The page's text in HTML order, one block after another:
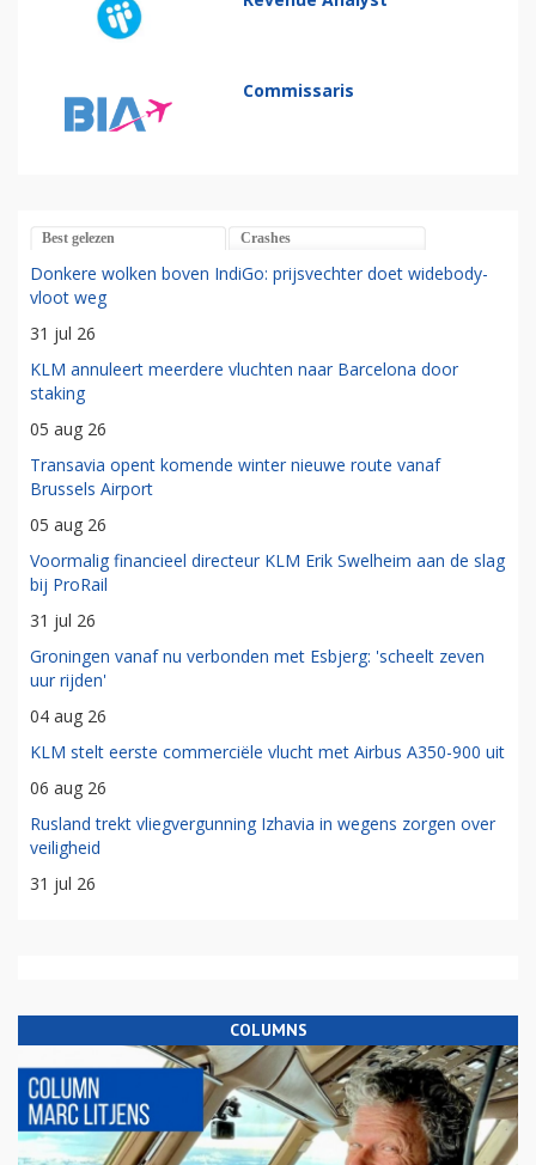
Commissaris
Best gelezen Crashes
Donkere wolken boven IndiGo: prijsvechter doet widebody-
vloot weg
31 jul 26
KLM annuleert meerdere vluchten naar Barcelona door
staking
05 aug 26
Transavia opent komende winter nieuwe route vanaf
Brussels Airport
05 aug 26
Voormalig financieel directeur KLM Erik Swelheim aan de slag
bij ProRail
31 jul 26
Groningen vanaf nu verbonden met Esbjerg: 'scheelt zeven
uur rijden'
04 aug 26
KLM stelt eerste commerciële vlucht met Airbus A350-900 uit
06 aug 26
Rusland trekt vliegvergunning Izhavia in wegens zorgen over
veiligheid
31 jul 26
COLUMNS